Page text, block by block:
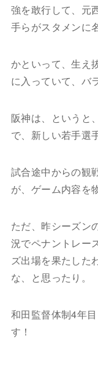
強を敢行して、元
手らがスタメンに
かといって、生え
に入っていて、バ
阪神は、というと
で、新しい若手選
試合途中からの観
が、ゲーム内容を
ただ、昨シーズン
況でペナントレー
ズ出場を果たした
な、と思ったり。
和田監督体制4年
す！